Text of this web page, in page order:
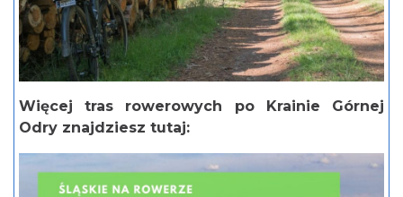
Więcej tras rowerowych po Krainie Górnej
Odry znajdziesz tutaj: